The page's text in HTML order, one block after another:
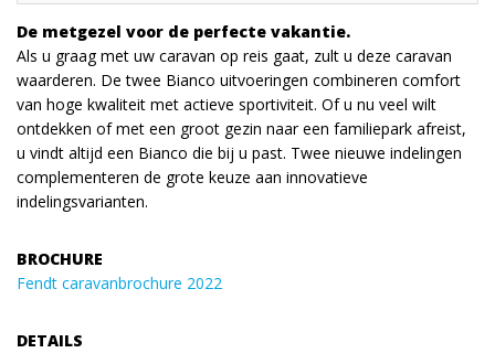
De metgezel voor de perfecte vakantie.
Als u graag met uw caravan op reis gaat, zult u deze caravan
waarderen. De twee Bianco uitvoeringen combineren comfort
van hoge kwaliteit met actieve sportiviteit. Of u nu veel wilt
ontdekken of met een groot gezin naar een familiepark afreist,
u vindt altijd een Bianco die bij u past. Twee nieuwe indelingen
complementeren de grote keuze aan innovatieve
indelingsvarianten.
BROCHURE
Fendt caravanbrochure 2022
DETAILS